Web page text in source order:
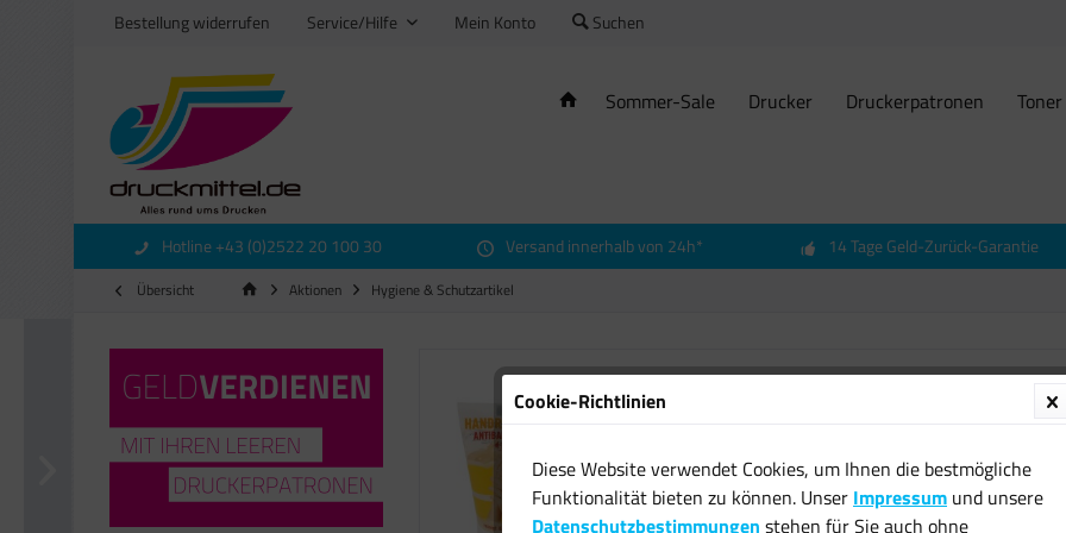
Bestellung widerrufen Service/Hilfe Mein Konto Suchen
Sommer-Sale Drucker Druckerpatronen Toner
Hotline +43 (0)2522 20 100 30 Versand innerhalb von 24h* 14 Tage Geld-Zurück-Garantie
Übersicht Aktionen Hygiene & Schutzartikel
12x
Hof
Cookie-Richtlinien
Diese Website verwendet Cookies, um Ihnen die bestmögliche
Funktionalität bieten zu können. Unser Impressum und unsere
Datenschutzbestimmungen stehen für Sie auch ohne